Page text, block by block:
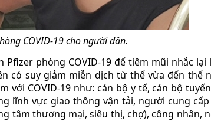
COVID-19 cho người dân.
phòng COVID-19 để tiêm mũi nhắc lại
có suy giảm miễn dịch từ thể vừa đến thể
COVID-19 như: cán bộ y tế, cán bộ
lĩnh vực giao thông vận tải, người cung
tâm thương mại, siêu thị, chợ), công nhân,